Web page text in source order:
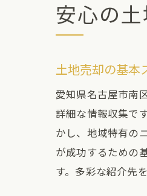
安心の
土地売却の基本
愛知県名古屋市南
詳細な情報収集で
かし、地域特有の
が成功するための
す。多彩な紹介先